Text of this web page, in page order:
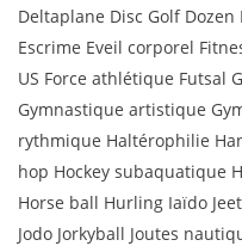
Deltaplane Disc Golf
Escrime Eveil corporel
US Force athlétique Futsal
Gymnastique artistique
rythmique Haltérophilie
hop Hockey subaquatique
Horse ball Hurling Iaïdo
Jodo Jorkyball Joutes